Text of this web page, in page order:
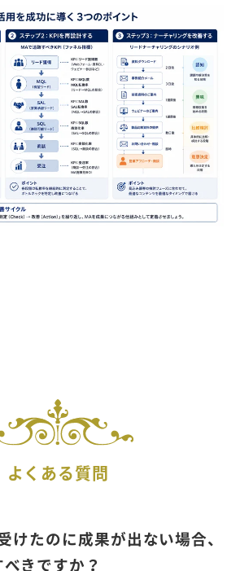
よくある質問
けたのに成果が出ない場合、
きですか？